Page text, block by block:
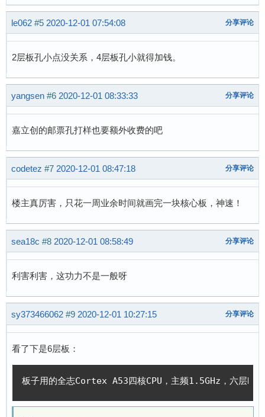
le062 #5 2020-12-01 07:54:08 分享评论
2层板孔小点没关系，4层板孔小就得加钱。
yangsen #6 2020-12-01 08:33:33 分享评论
嘉立创的邮票孔打样也要额外收费的吧
codetez #7 2020-12-01 08:47:18 分享评论
楼主真厉害，只花一周业余时间就画完一块核心板，神速！
sea18c #8 2020-12-01 08:58:49 分享评论
利害利害，这功力不是一般呀
sy373466062 #9 2020-12-01 10:27:15 分享评论
看了下是6层板：
板子用的全志Cortex A53四核CPU，主频1.5GHz，六层